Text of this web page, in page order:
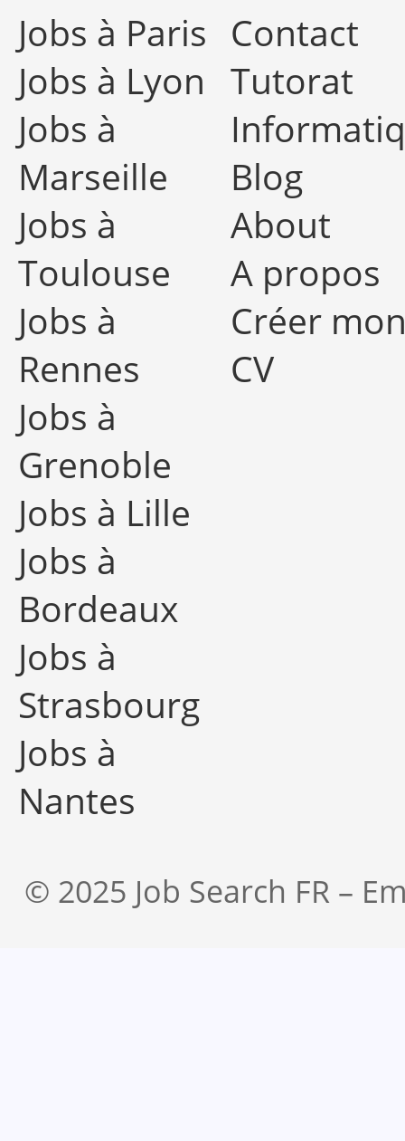
Jobs à Paris
Jobs à Lyon
Jobs à
Marseille
Jobs à
Toulouse
Jobs à
Rennes
Jobs à
Grenoble
Jobs à Lille
Jobs à
Bordeaux
Jobs à
Strasbourg
Jobs à
Nantes
Contact
Tutorat
Blog
About
A propos
Créer
CV
© 2025 Job Search FR –